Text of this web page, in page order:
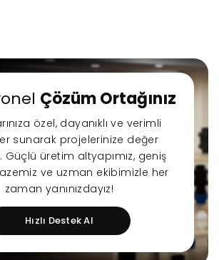
Çözüm Ortağınız
özel, dayanıklı ve verimli
sunarak projelerinize değer
Güçlü üretim altyapımız, geniş
ve uzman ekibimizle her
zaman yanınızdayız!
Hızlı Destek Al